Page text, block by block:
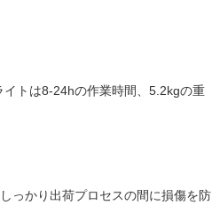
トは8-24hの作業時間、5.2kgの重
っかり出荷プロセスの間に損傷を防